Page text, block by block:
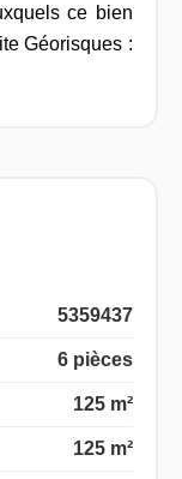
ce bien
Géorisques :
5359437
6 pièces
125 m²
125 m²